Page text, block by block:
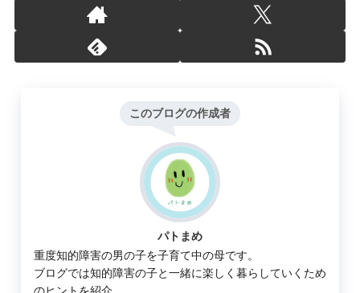
このブログの作成者
パトまめ
重度知的障害の男の子を子育て中の母です。
ブログでは知的障害の子と一緒に楽しく暮らしていくため
のヒントを紹介。